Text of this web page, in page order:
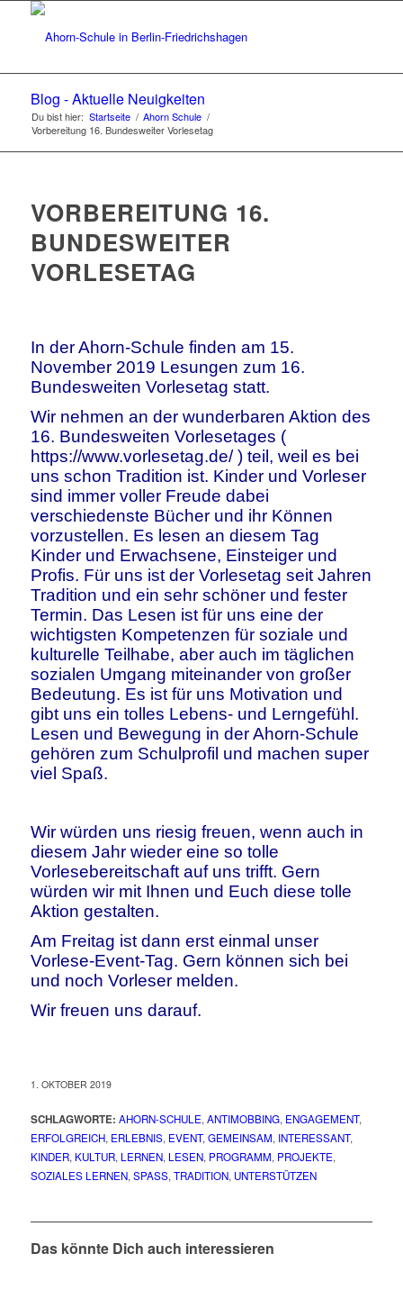
Blog - Aktuelle Neuigkeiten
Du bist hier: Startseite / Ahorn Schule /
Vorbereitung 16. Bundesweiter Vorlesetag
VORBEREITUNG 16.
BUNDESWEITER
VORLESETAG
In der Ahorn-Schule finden am 15.
November 2019 Lesungen zum 16.
Bundesweiten Vorlesetag statt.
Wir nehmen an der wunderbaren Aktion des
16. Bundesweiten Vorlesetages (
https://www.vorlesetag.de/) teil, weil es bei
uns schon Tradition ist. Kinder und Vorleser
sind immer voller Freude dabei
verschiedenste Bücher und ihr Können
vorzustellen. Es lesen an diesem Tag
Kinder und Erwachsene, Einsteiger und
Profis. Für uns ist der Vorlesetag seit Jahren
Tradition und ein sehr schöner und fester
Termin. Das Lesen ist für uns eine der
wichtigsten Kompetenzen für soziale und
kulturelle Teilhabe, aber auch im täglichen
sozialen Umgang miteinander von großer
Bedeutung. Es ist für uns Motivation und
gibt uns ein tolles Lebens- und Lerngefühl.
Lesen und Bewegung in der Ahorn-Schule
gehören zum Schulprofil und machen super
viel Spaß.
Wir würden uns riesig freuen, wenn auch in
diesem Jahr wieder eine so tolle
Vorlesebereitschaft auf uns trifft. Gern
würden wir mit Ihnen und Euch diese tolle
Aktion gestalten.
Am Freitag ist dann erst einmal unser
Vorlese-Event-Tag. Gern können sich bei
und noch Vorleser melden.
Wir freuen uns darauf.
1. OKTOBER 2019
SCHLAGWORTE: AHORN-SCHULE,ANTIMOBBING, ENGAGEMENT,
ERFOLGREICH, ERLEBNIS, EVENT,GEMEINSAM, INTERESSANT,
KINDER, KULTUR, LERNEN, LESEN, PROGRAMM, PROJEKTE,
SOZIALES LERNEN,SPASS ,TRADITION, UNTERSTÜTZEN
Das könnte Dich auch interessieren